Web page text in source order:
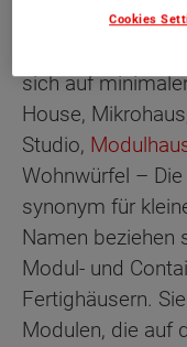
Es gibt
sich auf
House,
Studio,
Wohnwürfel –
synonym für
Namen beziehen
Modul- und
Fertighäusern.
Modulen, die auf
Cookies